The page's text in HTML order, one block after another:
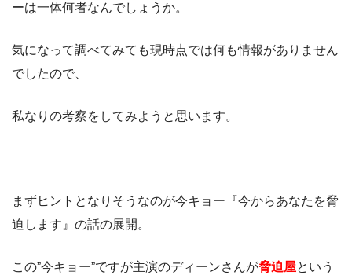
ーは一体何者なんでしょうか。
気になって調べてみても現時点では何も情報がありません
でしたので、
私なりの考察をしてみようと思います。
まずヒントとなりそうなのが今キョー『今からあなたを脅
迫します』の話の展開。
この”今キョー”ですが主演のディーンさんが脅迫屋という